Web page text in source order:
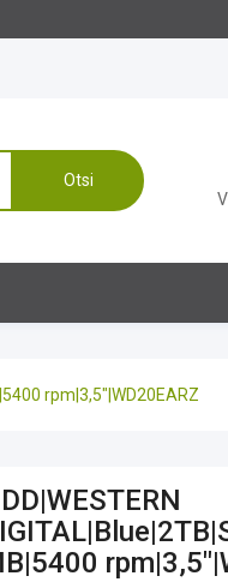
Otsi
rpm|3,5"|WD20EARZ